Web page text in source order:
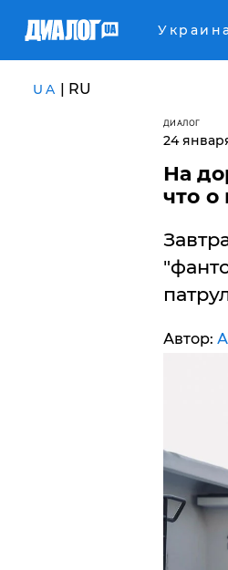
UA | RU
ДИАЛОГ
24
На
что о
Автор: